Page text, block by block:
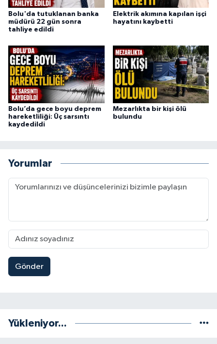
Bolu'da tutuklanan banka
müdürü 22 gün sonra
tahliye edildi
Elektrik akımına kapılan işçi
hayatını kaybetti
Bolu’da gece boyu deprem
hareketliliği: Üç sarsıntı
kaydedildi
Mezarlıkta bir kişi ölü
bulundu
Yorumlar
Gönder
Yükleniyor...